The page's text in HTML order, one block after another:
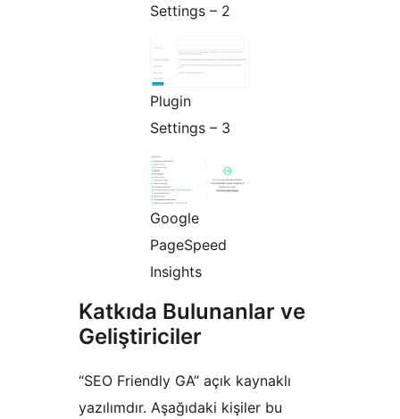
Settings – 2
Plugin
Settings – 3
Google
PageSpeed
Insights
Katkıda Bulunanlar ve
Geliştiriciler
“SEO Friendly GA” açık kaynaklı
yazılımdır. Aşağıdaki kişiler bu